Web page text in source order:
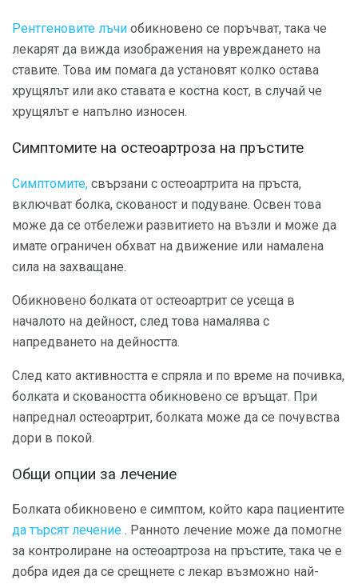
Рентгеновите лъчи обикновено се поръчват, така че
лекарят да вижда изображения на увреждането на
ставите. Това им помага да установят колко остава
хрущялът или ако ставата е костна кост, в случай че
хрущялът е напълно износен.
Симптомите на остеоартроза на пръстите
Симптомите, свързани с остеоартрита на пръста,
включват болка, скованост и подуване. Освен това
може да се отбележи развитието на възли и може да
имате ограничен обхват на движение или намалена
сила на захващане.
Обикновено болката от остеоартрит се усеща в
началото на дейност, след това намалява с
напредването на дейността.
След като активността е спряла и по време на почивка,
болката и сковаността обикновено се връщат. При
напреднал остеоартрит, болката може да се почувства
дори в покой.
Общи опции за лечение
Болката обикновено е симптом, който кара пациентите
да търсят лечение . Ранното лечение може да помогне
за контролиране на остеоартроза на пръстите, така че е
добра идея да се срещнете с лекар възможно най-